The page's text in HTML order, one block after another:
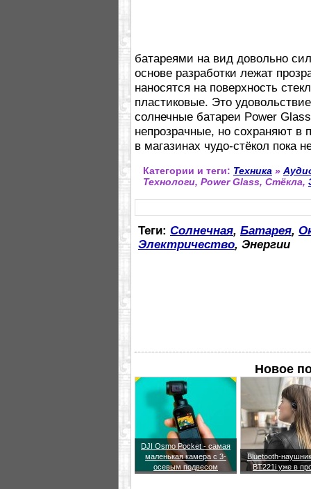
батареями на вид довольно
основе разработки лежат
наносятся на поверхность
пластиковые. Это
солнечные батареи Power
непрозрачные, но сохраняют
в магазинах чудо-стёкол пока
Категории и теги: Техника »
Технологи, Power Glass, Стёкла,
Теги: Солнечная, Батарея,
Электричество, Энергии
Новое
DJI Osmo Pocket - самая
маленькая камера с 3-
осевым подвесом
Bluetooth-
BT221i уже в